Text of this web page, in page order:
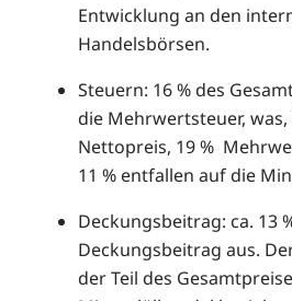
Entwicklung an den
Handelsbörsen.
Steuern: 16 % des
die Mehrwertsteuer,
Nettopreis, 19 %
11 % entfallen auf die
Deckungsbeitrag: ca. 13
Deckungsbeitrag aus.
der Teil des